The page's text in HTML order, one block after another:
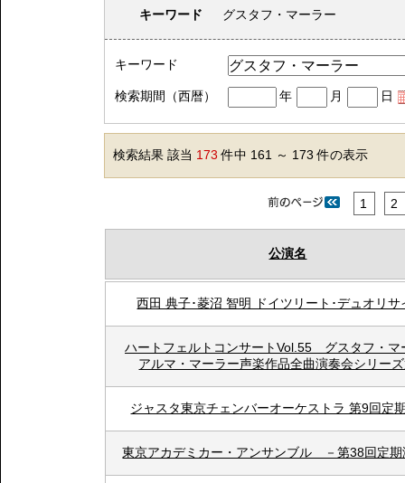
キーワード
グスタフ・マーラー
キーワード
検索期間（西暦） 年 月 日
検索結果 該当 173 件中 161 ～ 173 件の表示
1 2
公演名
西田 典子･菱沼 智明 ドイツリート･デュオリサ
ハートフェルトコンサートVol.55 グスタフ・マ
アルマ・マーラー声楽作品全曲演奏会シリー
ジャスタ東京チェンバーオーケストラ 第9回定
東京アカデミカー・アンサンブル －第38回定期